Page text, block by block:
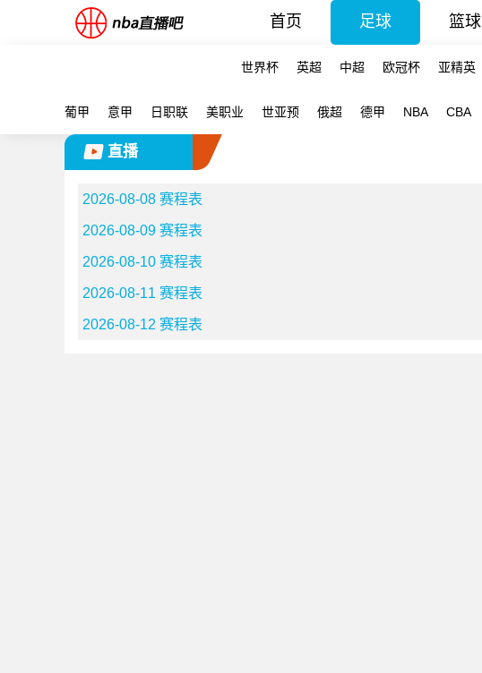
首页 足球 篮球
世界杯 英超 中超 欧冠杯 亚精英
葡甲 意甲 日职联 美职业 世亚预 俄超 德甲 NBA CBA
直播
2026-08-08 赛程表
2026-08-09 赛程表
2026-08-10 赛程表
2026-08-11 赛程表
2026-08-12 赛程表